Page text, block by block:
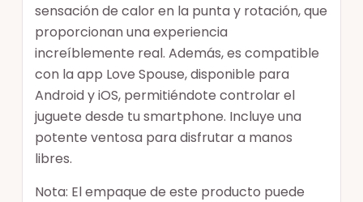
sensación de calor en la punta y rotación, que
proporcionan una experiencia
increíblemente real. Además, es compatible
con la app Love Spouse, disponible para
Android y iOS, permitiéndote controlar el
juguete desde tu smartphone. Incluye una
potente ventosa para disfrutar a manos
libres.
Nota: El empaque de este producto puede